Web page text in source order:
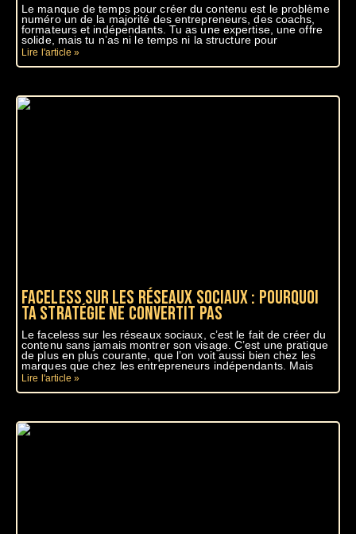
Le manque de temps pour créer du contenu est le problème
numéro un de la majorité des entrepreneurs, des coachs,
formateurs et indépendants. Tu as une expertise, une offre
solide, mais tu n’as ni le temps ni la structure pour
Lire l'article »
Faceless sur les réseaux sociaux : pourquoi
ta stratégie ne convertit pas
Le faceless sur les réseaux sociaux, c’est le fait de créer du
contenu sans jamais montrer son visage. C’est une pratique
de plus en plus courante, que l’on voit aussi bien chez les
marques que chez les entrepreneurs indépendants. Mais
Lire l'article »